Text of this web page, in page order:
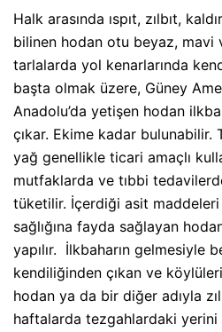
Halk arasında ıspıt, zılbıt,
bilinen hodan otu beyaz, mavi
tarlalarda yol kenarlarında
başta olmak üzere, Güney
Anadolu’da yetişen hodan
çıkar. Ekime kadar bulunabilir.
yağ genellikle ticari amaçlı
mutfaklarda ve tıbbi
tüketilir. İçerdiği asit maddeleri
sağlığına fayda sağlayan
yapılır. İlkbaharın gelmesiyle
kendiliğinden çıkan ve
hodan ya da bir diğer adıyla
haftalarda tezgahlardaki yerini